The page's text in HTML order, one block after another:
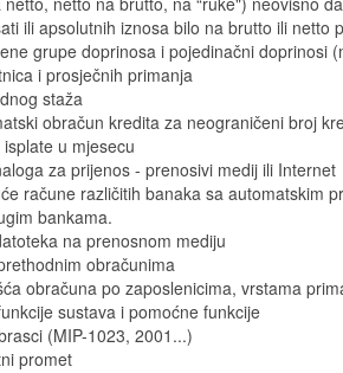
ili apsolutnih iznosa bilo na brutto ili netto
grupe doprinosa i pojedinačni doprinosi
i prosječnih primanja
staža
obračun kredita za neograničeni broj
u mjesecu
za prijenos - prenosivi medij ili Internet
račune različitih banaka sa automatskim
bankama.
na prenosnom mediju
obračunima
obračuna po zaposlenicima, vrstama
sustava i pomoćne funkcije
(MIP-1023, 2001...)
promet